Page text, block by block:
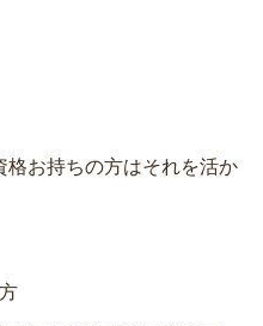
お持ちの方はそれを活か